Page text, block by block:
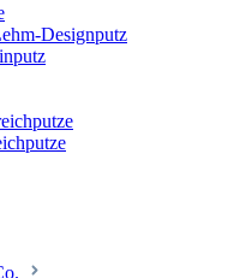
Designputz